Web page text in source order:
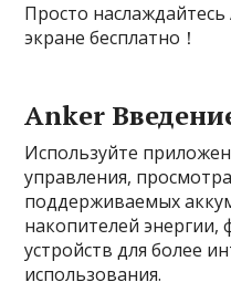
Просто
экране бесплатно！
Anker
Используйте
управления,
поддерживаемых
накопителей энергии,
устройств для более
использования.